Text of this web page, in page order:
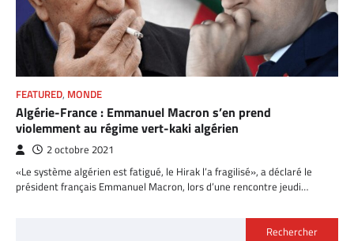
FEATURED, MONDE
Algérie-France : Emmanuel Macron s’en prend
violemment au régime vert-kaki algérien
2 octobre 2021
«Le système algérien est fatigué, le Hirak l’a fragilisé», a déclaré le
président français Emmanuel Macron, lors d’une rencontre jeudi…
Rechercher